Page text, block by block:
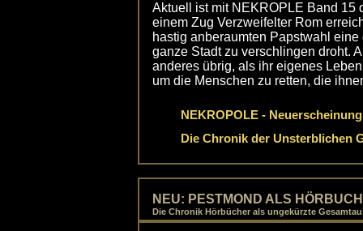
Aktuell ist mit NEKROPLE Band 15
einem Zug Verzweifelter Rom
hastig anberaumten Papstwahl
ganze Stadt zu verschlingen droht.
anderes übrig, als ihr eigenes
um die Menschen zu retten, die
NEKROPOLE - Neuerscheinung
Die Chronik der Unsterblichen
NEU: PESTMOND ALS HÖRBUCH
Die Chronik Hörbücher als ungekürzte